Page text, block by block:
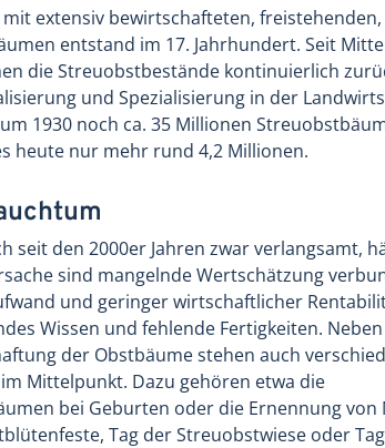
extensiv bewirtschafteten, freistehenden,
entstand im 17. Jahrhundert. Seit
die Streuobstbestände kontinuierlich
und Spezialisierung in der
1930 noch ca. 35 Millionen
heute nur mehr rund 4,2 Millionen.
seit den 2000er Jahren zwar verlangsamt,
sind mangelnde Wertschätzung
und geringer wirtschaftlicher
Wissen und fehlende Fertigkeiten.
der Obstbäume stehen auch
Mittelpunkt. Dazu gehören etwa die
bei Geburten oder die Ernennung
Tag der Streuobstwiese oder